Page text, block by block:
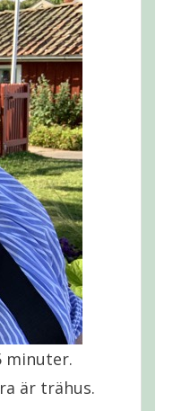
minuter.
är trähus.